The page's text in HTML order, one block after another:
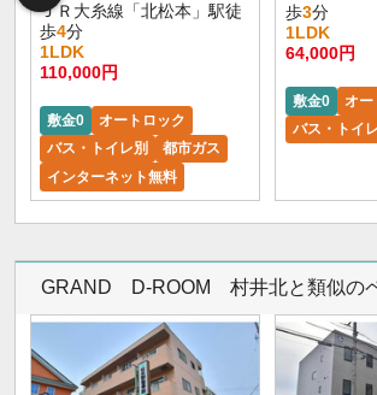
ＪＲ大糸線「北松本」駅徒
歩4分
1LDK
110,000円
敷金0
オートロック
バス・トイレ別
都市ガス
インターネット無料
歩3分
1LDK
64,000円
敷金0
オー
バス・トイ
GRAND D-ROOM 村井北と類似の